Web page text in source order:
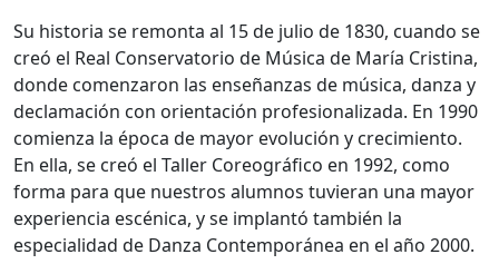
Su historia se remonta al 15 de julio de 1830, cuando se
creó el Real Conservatorio de Música de María Cristina,
donde comenzaron las enseñanzas de música, danza y
declamación con orientación profesionalizada. En 1990
comienza la época de mayor evolución y crecimiento.
En ella, se creó el Taller Coreográfico en 1992, como
forma para que nuestros alumnos tuvieran una mayor
experiencia escénica, y se implantó también la
especialidad de Danza Contemporánea en el año 2000.